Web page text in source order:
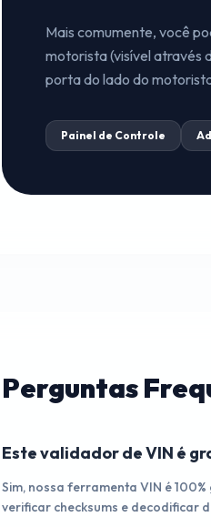
Mais comumente, você
motorista (visível através
porta do lado do
Painel de Controle
Perguntas
Este validador de VIN é
Sim, nossa ferramenta VIN é
verificar checksums e decodificar